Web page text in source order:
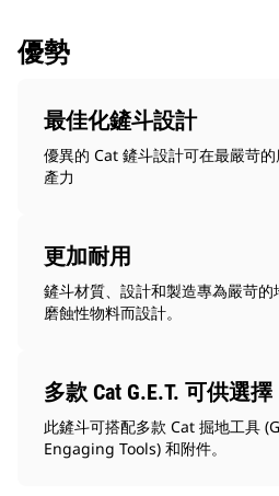
優勢
最佳化鏟斗設計
優異的 Cat 鏟斗設計可在最嚴苛
產力
更加耐用
鏟斗材質、設計和製造專為嚴苛
磨蝕性物料而設計。
多款 Cat G.E.T. 可供選擇
此鏟斗可搭配多款 Cat 掘地工具
Engaging Tools) 和附件。